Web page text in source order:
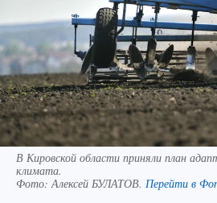
В Кировской области приняли план
климата.
Фото: Алексей БУЛАТОВ. Перейти в